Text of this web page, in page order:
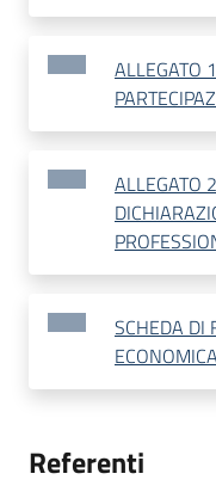
ALLEGATO
ALLEGATO
SCHEDA DI
ECONOMICA
Referenti